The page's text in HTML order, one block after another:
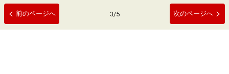
前のページへ 3/5 次のページへ